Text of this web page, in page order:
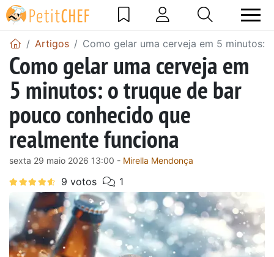
Artigos Como gelar uma cerveja em 5 minutos:
Como gelar uma cerveja em
5 minutos: o truque de bar
pouco conhecido que
realmente funciona
sexta 29 maio 2026 13:00 - Mirella Mendonça